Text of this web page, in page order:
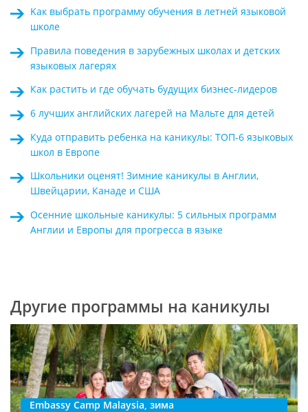
Kак выбрать программу обучения в летней языковой
школе
Правила поведения в зарубежных школах и детских
языковых лагерях
Как растить и где обучать будущих бизнес-лидеров
6 лучших английских лагерей на Мальте для детей
Куда отправить ребенка на каникулы: ТОП-6 языковых
школ в Европе
Школьники оценят! Зимние каникулы в Англии,
Швейцарии, Канаде и США
Осенние школьные каникулы: 5 сильных программ
Англии и Европы для прогресса в языке
Другие программы на каникулы
Embassy Camp Malaysia, зима